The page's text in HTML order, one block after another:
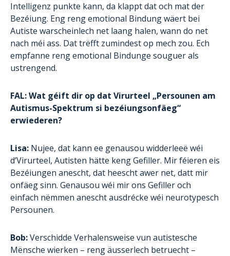
Intelligenz punkte kann, da klappt dat och mat der
Bezéiung. Eng reng emotional Bindung wäert bei
Autiste warscheinlech net laang halen, wann do net
nach méi ass. Dat trëfft zumindest op mech zou. Ech
empfanne reng emotional Bindunge souguer als
ustrengend.
FAL: Wat géift dir op dat Virurteel „Persounen am
Autismus-Spektrum si bezéiungsonfäeg“
erwiederen?
Lisa: Nujee, dat kann ee genausou widderleeë wéi
d’Virurteel, Autisten hätte keng Gefiller. Mir féieren eis
Bezéiungen anescht, dat heescht awer net, datt mir
onfäeg sinn. Genausou wéi mir ons Gefiller och
einfach nëmmen anescht ausdrécke wéi neurotypesch
Persounen.
Bob:Verschidde Verhalensweise vun autistesche
Mënsche wierken – reng äusserlech betruecht –